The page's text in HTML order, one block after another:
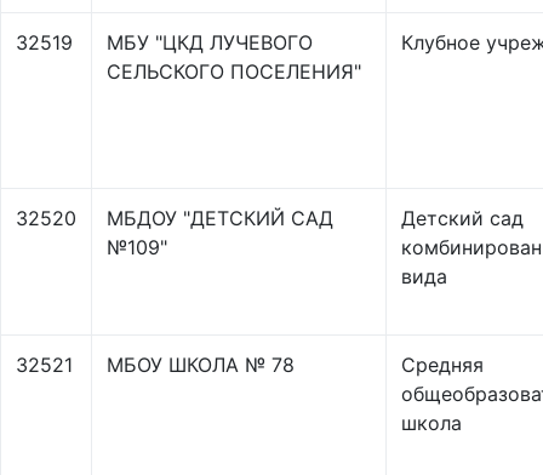
32519
МБУ "ЦКД ЛУЧЕВОГО
СЕЛЬСКОГО ПОСЕЛЕНИЯ"
Клубное
32520
МБДОУ "ДЕТСКИЙ САД
№109"
Детский сад
вида
32521 МБОУ ШКОЛА № 78
Средняя
школа